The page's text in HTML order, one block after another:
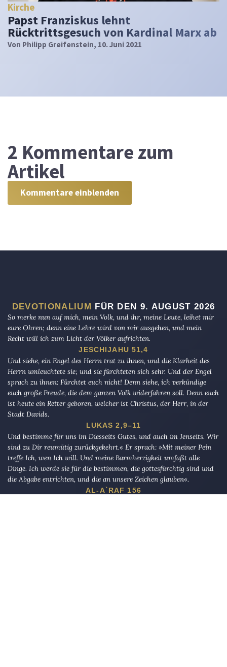
Kirche
Papst Franziskus lehnt
Rücktrittsgesuch von Kardinal Marx ab
Von Philipp Greifenstein, 10. Juni 2021
2 Kommentare zum
Artikel
Kommentare einblenden
DEVOTIONALIUM FÜR DEN 9. AUGUST 2026
So merke nun auf mich, mein Volk, und ihr, meine Leute, leihet mir
eure Ohren; denn eine Lehre wird von mir ausgehen, und mein
Recht will ich zum Licht der Völker aufrichten.
JESCHIJAHU 51,4
Und siehe, ein Engel des Herrn trat zu ihnen, und die Klarheit des
Herrn umleuchtete sie; und sie fürchteten sich sehr. Und der Engel
sprach zu ihnen: Fürchtet euch nicht! Denn siehe, ich verkündige
euch große Freude, die dem ganzen Volk widerfahren soll. Denn euch
ist heute ein Retter geboren, welcher ist Christus, der Herr, in der
Stadt Davids.
LUKAS 2,9–11
Und bestimme für uns im Diesseits Gutes, und auch im Jenseits. Wir
sind zu Dir reumütig zurückgekehrt.« Er sprach: »Mit meiner Pein
treffe Ich, wen Ich will. Und meine Barmherzigkeit umfaßt alle
Dinge. Ich werde sie für die bestimmen, die gottesfürchtig sind und
die Abgabe entrichten, und die an unsere Zeichen glauben«.
AL-A`RAF 156